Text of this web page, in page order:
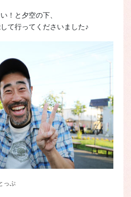
！と夕空の下、
て行ってくださいました♪
っぷ